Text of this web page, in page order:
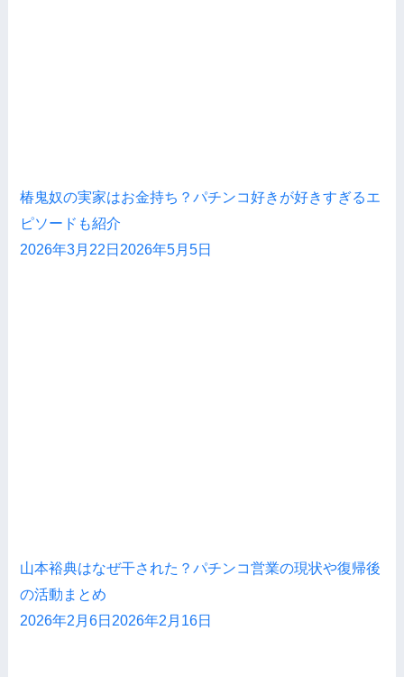
椿鬼奴の実家はお金持ち？パチンコ好きが好きすぎるエ
ピソードも紹介
2026年3月22日 2026年5月5日
山本裕典はなぜ干された？パチンコ営業の現状や復帰後
の活動まとめ
2026年2月6日 2026年2月16日